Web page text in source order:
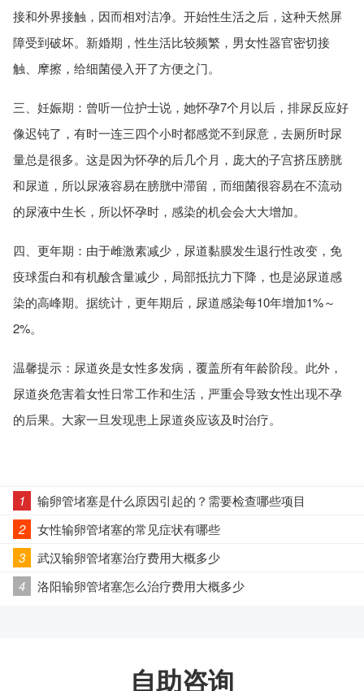
接和外界接触，因而相对洁净。开始性生活之后，这种天然屏
障受到破坏。新婚期，性生活比较频繁，男女性器官密切接
触、摩擦，给细菌侵入开了方便之门。
三、妊娠期：曾听一位护士说，她怀孕7个月以后，排尿反应好
像迟钝了，有时一连三四个小时都感觉不到尿意，去厕所时尿
量总是很多。这是因为怀孕的后几个月，庞大的子宫挤压膀胱
和尿道，所以尿液容易在膀胱中滞留，而细菌很容易在不流动
的尿液中生长，所以怀孕时，感染的机会会大大增加。
四、更年期：由于雌激素减少，尿道黏膜发生退行性改变，免
疫球蛋白和有机酸含量减少，局部抵抗力下降，也是泌尿道感
染的高峰期。据统计，更年期后，尿道感染每10年增加1%～
2%。
温馨提示：尿道炎是女性多发病，覆盖所有年龄阶段。此外，
尿道炎危害着女性日常工作和生活，严重会导致女性出现不孕
的后果。大家一旦发现患上尿道炎应该及时治疗。
1
输卵管堵塞是什么原因引起的？需要检查哪些项目
2
女性输卵管堵塞的常见症状有哪些
3
武汉输卵管堵塞治疗费用大概多少
4
洛阳输卵管堵塞怎么治疗费用大概多少
自助咨询